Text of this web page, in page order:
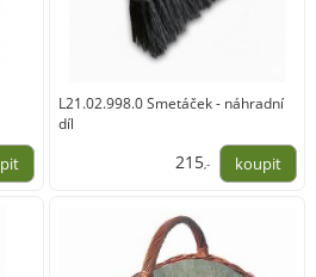
L21.02.998.0 Smetáček - náhradní
díl
215,-